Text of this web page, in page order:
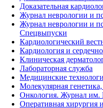
Доказательная
Журнал неврологии и
Журнал неврологии и
Спецвыпуски
Кардиологический
Кардиология и
Клиническая
Лабораторная служба
Медицинские
Молекулярная
Онкология. Журнал им.
Оперативная хирургия